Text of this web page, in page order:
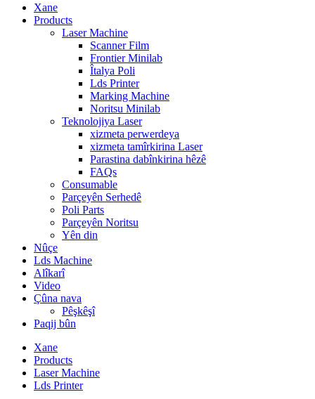
Xane
Products
Laser Machine
Scanner Film
Frontier Minilab
Îtalya Poli
Lds Printer
Marking Machine
Noritsu Minilab
Teknolojiya Laser
xizmeta perwerdeya
xizmeta tamîrkirina Laser
Parastina dabînkirina hêzê
FAQs
Consumable
Parçeyên Serhedê
Poli Parts
Parçeyên Noritsu
Yên din
Nûçe
Lds Machine
Alîkarî
Video
Çûna nava
Pêşkêşî
Paqij bûn
Xane
Products
Laser Machine
Lds Printer